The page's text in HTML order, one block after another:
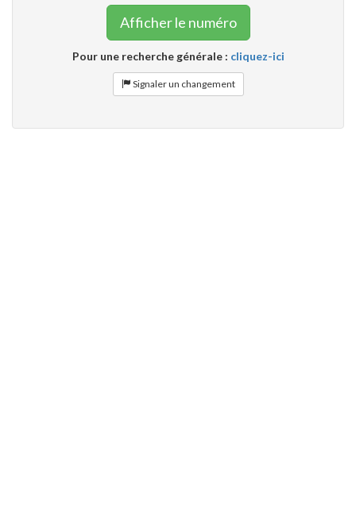
Afficher le numéro
Pour une recherche générale : cliquez-ici
Signaler un changement